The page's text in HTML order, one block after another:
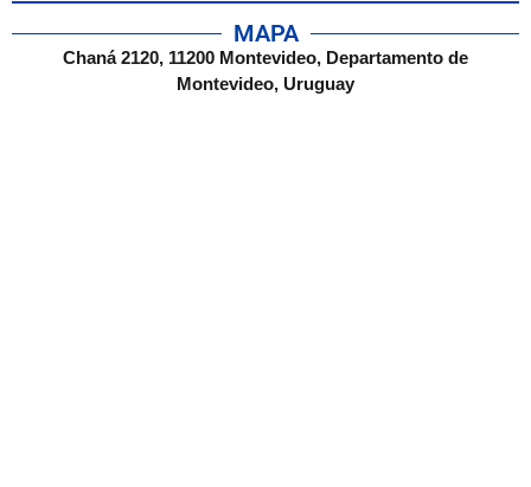
MAPA
Chaná 2120, 11200 Montevideo, Departamento de
Montevideo, Uruguay